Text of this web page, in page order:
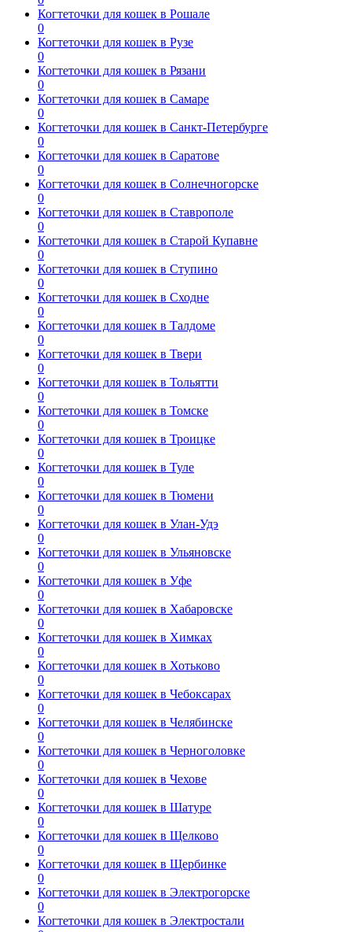
Когтеточки для кошек в Рошале
0
Когтеточки для кошек в Рузе
0
Когтеточки для кошек в Рязани
0
Когтеточки для кошек в Самаре
0
Когтеточки для кошек в Санкт-Петербурге
0
Когтеточки для кошек в Саратове
0
Когтеточки для кошек в Солнечногорске
0
Когтеточки для кошек в Ставрополе
0
Когтеточки для кошек в Старой Купавне
0
Когтеточки для кошек в Ступино
0
Когтеточки для кошек в Сходне
0
Когтеточки для кошек в Талдоме
0
Когтеточки для кошек в Твери
0
Когтеточки для кошек в Тольятти
0
Когтеточки для кошек в Томске
0
Когтеточки для кошек в Троицке
0
Когтеточки для кошек в Туле
0
Когтеточки для кошек в Тюмени
0
Когтеточки для кошек в Улан-Удэ
0
Когтеточки для кошек в Ульяновске
0
Когтеточки для кошек в Уфе
0
Когтеточки для кошек в Хабаровске
0
Когтеточки для кошек в Химках
0
Когтеточки для кошек в Хотьково
0
Когтеточки для кошек в Чебоксарах
0
Когтеточки для кошек в Челябинске
0
Когтеточки для кошек в Черноголовке
0
Когтеточки для кошек в Чехове
0
Когтеточки для кошек в Шатуре
0
Когтеточки для кошек в Щелково
0
Когтеточки для кошек в Щербинке
0
Когтеточки для кошек в Электрогорске
0
Когтеточки для кошек в Электростали